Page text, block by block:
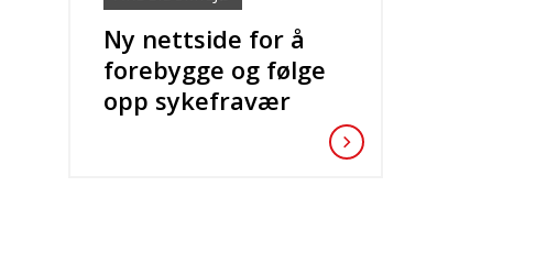
Ny nettside for å
forebygge og følge
opp sykefravær